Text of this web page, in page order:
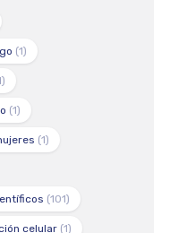
(1)
(1)
(1)
(101)
celular(1)